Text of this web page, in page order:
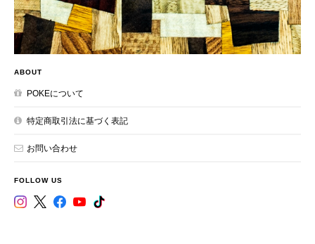
ABOUT
POKEについて
特定商取引法に基づく表記
お問い合わせ
FOLLOW US